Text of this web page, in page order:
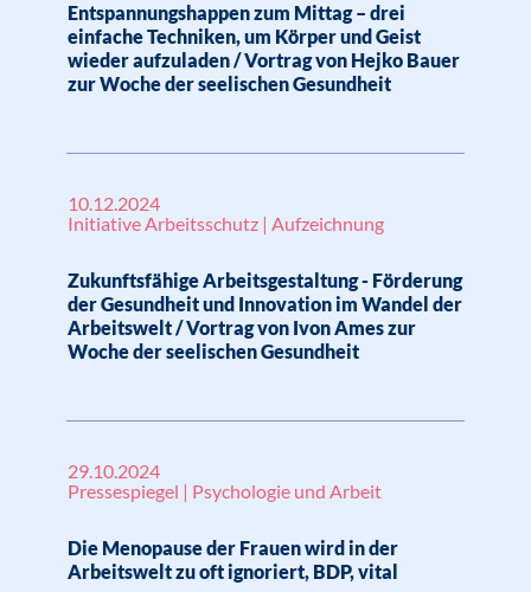
Entspannungshappen zum Mittag – drei
einfache Techniken, um Körper und Geist
wieder aufzuladen / Vortrag von Hejko Bauer
zur Woche der seelischen Gesundheit
10.12.2024
Initiative Arbeitsschutz | Aufzeichnung
Zukunftsfähige Arbeitsgestaltung - Förderung
der Gesundheit und Innovation im Wandel der
Arbeitswelt / Vortrag von Ivon Ames zur
Woche der seelischen Gesundheit
29.10.2024
Pressespiegel | Psychologie und Arbeit
Die Menopause der Frauen wird in der
Arbeitswelt zu oft ignoriert, BDP, vital